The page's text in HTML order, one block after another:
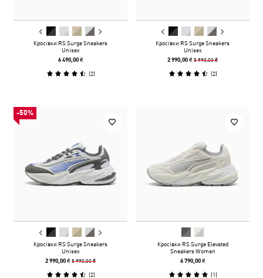
Кросівки RS Surge Sneakers
Unisex
6 490,00 ₴
(2)
Кросівки RS Surge Sneakers
Unisex
2 990,00 ₴5 990,00 ₴
(2)
-50%
Кросівки RS Surge Sneakers
Unisex
2 990,00 ₴5 990,00 ₴
(2)
Кросівки RS Surge Elevated
Sneakers Women
6 790,00 ₴
(1)